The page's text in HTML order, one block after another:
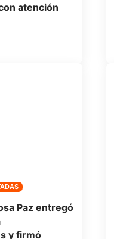
atención
Paz entregó
y firmó